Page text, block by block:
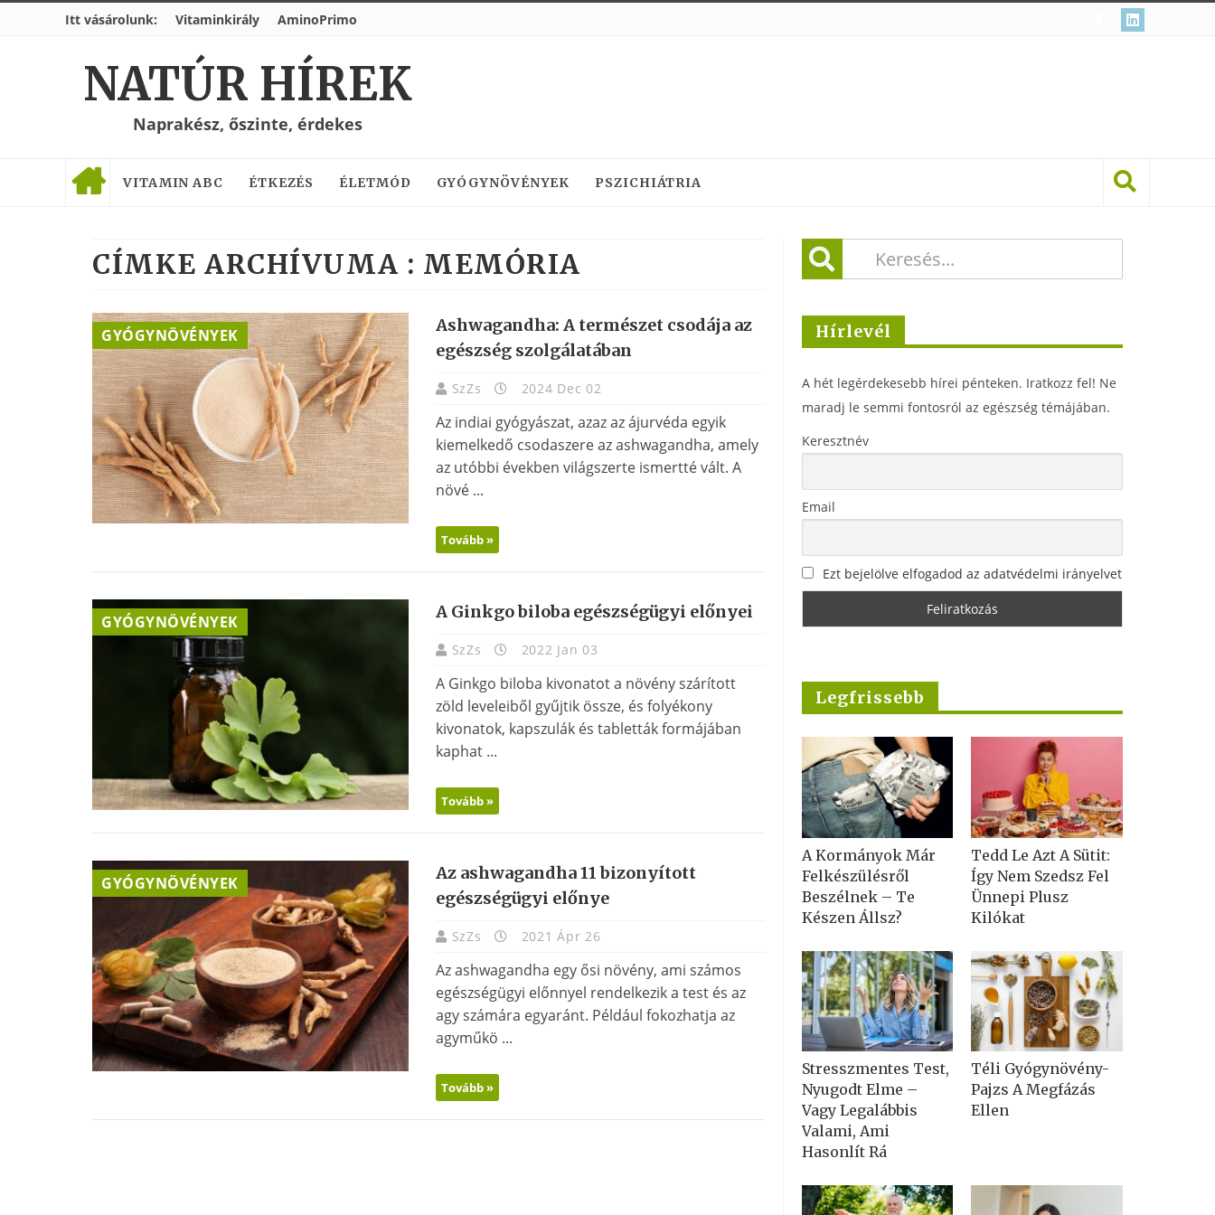
Itt vásárolunk: Vitaminkirály AminoPrimo
NATÚR HÍREK
Naprakész, őszinte, érdekes
VITAMIN ABC ÉTKEZÉS ÉLETMÓD GYÓGYNÖVÉNYEK PSZICHIÁTRIA
CÍMKE ARCHÍVUMA : MEMÓRIA
GYÓGYNÖVÉNYEK
Ashwagandha: A természet csodája az
egészség szolgálatában
SzZs 2024 Dec 02
Az indiai gyógyászat, azaz az ájurvéda egyik
kiemelkedő csodaszere az ashwagandha, amely
az utóbbi években világszerte ismertté vált. A
növé ...
Tovább »
GYÓGYNÖVÉNYEK A Ginkgo biloba egészségügyi előnyei
SzZs 2022 Jan 03
A Ginkgo biloba kivonatot a növény szárított
zöld leveleiből gyűjtik össze, és folyékony
kivonatok, kapszulák és tabletták formájában
kaphat ...
Tovább »
GYÓGYNÖVÉNYEK
Az ashwagandha 11 bizonyított
egészségügyi előnye
SzZs 2021 Ápr 26
Az ashwagandha egy ősi növény, ami számos
egészségügyi előnnyel rendelkezik a test és az
agy számára egyaránt. Például fokozhatja az
agyműkö ...
Tovább »
Hírlevél
A hét legérdekesebb hírei pénteken. Iratkozz fel! Ne
maradj le semmi fontosról az egészség témájában.
Keresztnév
Email
Ezt bejelölve elfogadod az adatvédelmi irányelvet
Legfrissebb
A Kormányok Már
Felkészülésről
Beszélnek – Te
Készen Állsz?
Tedd Le Azt A Sütit:
Így Nem Szedsz Fel
Ünnepi Plusz
Kilókat
Stresszmentes Test,
Nyugodt Elme –
Vagy Legalábbis
Valami, Ami
Hasonlít Rá
Téli Gyógynövény-
Pajzs A Megfázás
Ellen